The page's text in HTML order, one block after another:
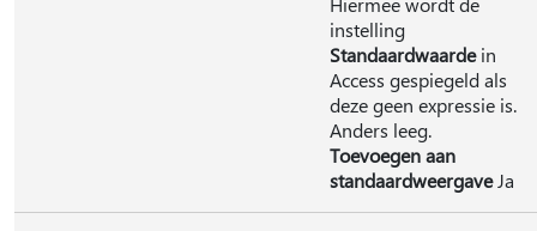
instelling
Standaardwaardein
Access gespiegeld als
deze geen expressie is.
Anders leeg.
Toevoegen aan
standaardweergaveJa